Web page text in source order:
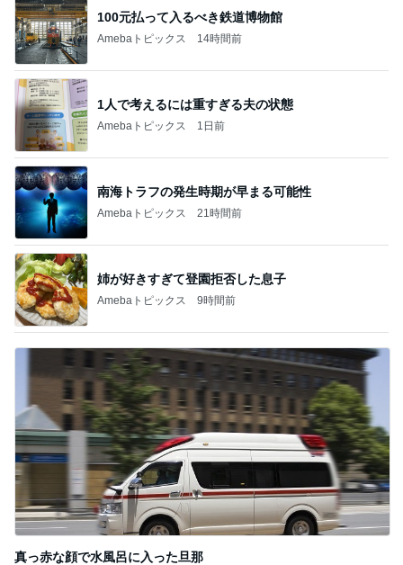
100元払って入るべき鉄道博物館
Amebaトピックス 14時間前
1人で考えるには重すぎる夫の状態
Amebaトピックス 1日前
南海トラフの発生時期が早まる可能性
Amebaトピックス 21時間前
姉が好きすぎて登園拒否した息子
Amebaトピックス 9時間前
真っ赤な顔で水風呂に入った旦那